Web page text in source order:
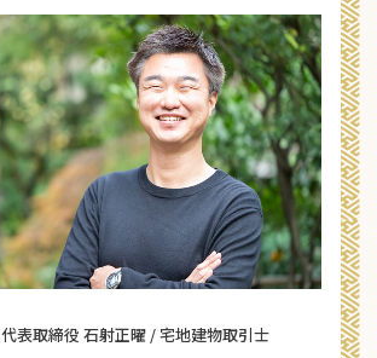
表取締役 石射正曜 / 宅地建物取引士